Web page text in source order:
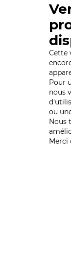
Cette
Pour
nous
ou
Nous
Merci